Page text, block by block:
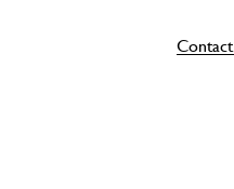
Contact